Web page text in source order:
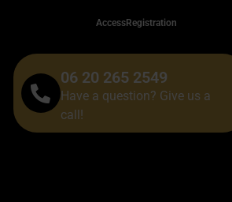
AccessRegistration
06 20 265 2549
Have a question? Give us a
call!